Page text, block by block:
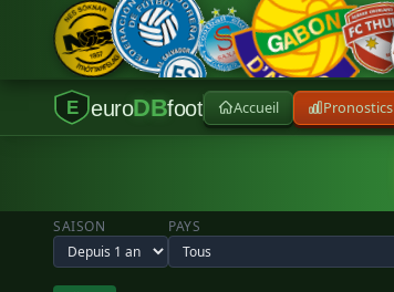
E euroDBfoot Accueil Pronostics
SAISON PAYS